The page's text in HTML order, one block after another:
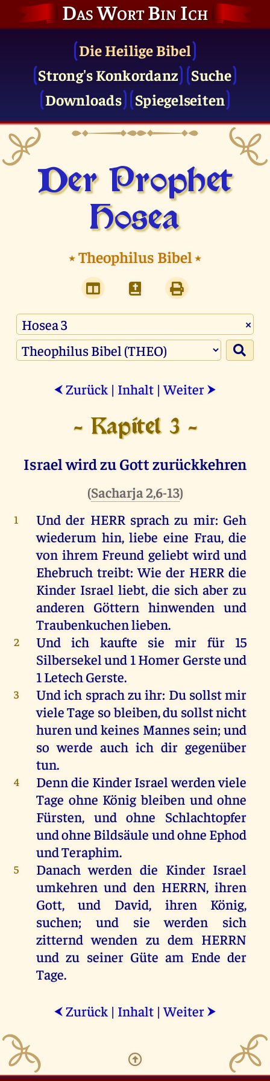
Das Wort Bin Ich
Die Heilige Bibel
Strong's Konkordanz
Suche
Downloads
Spiegelseiten
Der Prophet
Hosea
⭑Theophilus Bibel⭑
×
⮜ Zurück | Inhalt |Weiter ⮞
- Kapitel 3 -
Israel wird zu Gott zurückkehren
(Sacharja 2,6-13)
1 Und der HERR sprach zu mir: Geh
wiederum hin,liebe eine Frau,die
von ihrem Freund geliebt wird und
Ehebruch treibt:Wie der HERR die
Kinder Israel liebt,die sich aber zu
anderen Götternhinwendenund
Traubenkuchenlieben.
2 Und ich kaufte sie mir für15
Silbersekelund 1Homer Gersteund
1 LetechGerste.
3 Undich sprachzuihr: Du sollstmir
vieleTage sobleiben,du sollstnicht
hurenundkeines Mannes sein;und
so werde auch ich dir gegenüber
tun.
4 Denndie KinderIsrael werdenviele
Tage ohne König bleiben und ohne
Fürsten, und ohne
Schlachtopfer
undohne Bildsäule undohne Ephod
undTeraphim.
5 Danach werden die Kinder Israel
umkehren und den HERRN,ihren
Gott,und David, ihren König,
suchen; und sie werden
sich
zitternd wenden zu dem HERRN
und zu seiner Güte am Ende der
Tage.
⮜ Zurück | Inhalt |Weiter ⮞